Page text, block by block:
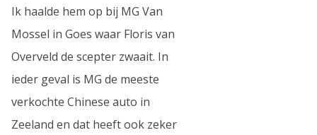
Ik haalde hem op bij MG Van
Mossel in Goes waar Floris van
Overveld de scepter zwaait. In
ieder geval is MG de meeste
verkochte Chinese auto in
Zeeland en dat heeft ook zeker